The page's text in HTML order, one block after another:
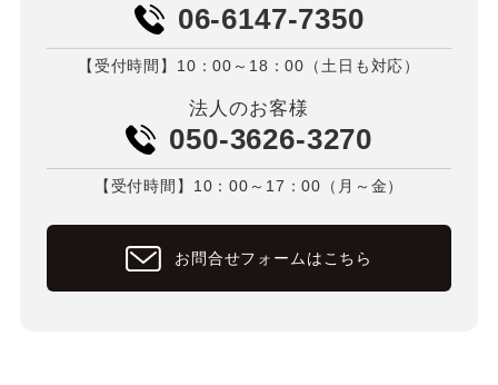
06-6147-7350
【受付時間】10：00～18：00（土日も対応）
法人のお客様
050-3626-3270
【受付時間】10：00～17：00（月～金）
お問合せフォームはこちら